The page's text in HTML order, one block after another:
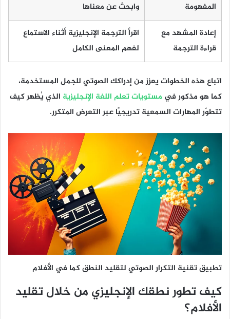
المفهومة
وابحث عن معناها
إعادة المشهد مع
قراءة الترجمة
اقرأ الترجمة الإنجليزية أثناء الاستماع
لفهم المعنى الكامل
اتباع هذه الخطوات يعزز من إدراكك الصوتي للجمل المستخدمة،
كما هو مذكور في مستويات تعلم اللغة الإنجليزية الذي يُظهر كيف
تتطوّر المهارات السمعية تدريجيًا عبر التعرض المتكرر.
تطبيق تقنية التكرار الصوتي لتقليد النطق كما في الأفلام
كيف تطور نطقك الإنجليزي من خلال تقليد
الأفلام؟